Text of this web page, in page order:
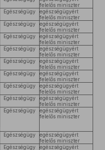
felelős miniszter
Egészségügy
egészségügyért
felelős miniszter
Egészségügy
egészségügyért
felelős miniszter
Egészségügy
egészségügyért
felelős miniszter
Egészségügy
egészségügyért
felelős miniszter
Egészségügy
egészségügyért
felelős miniszter
Egészségügy
egészségügyért
felelős miniszter
Egészségügy
egészségügyért
felelős miniszter
Egészségügy
egészségügyért
felelős miniszter
Egészségügy
egészségügyért
felelős miniszter
Egészségügy
egészségügyért
felelős miniszter
Egészségügy
egészségügyért